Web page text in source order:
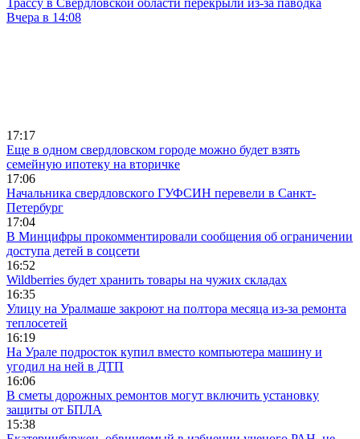
Трассу в Свердловской области перекрыли из-за паводка
Вчера в 14:08
17:17
Еще в одном свердловском городе можно будет взять
семейную ипотеку на вторичке
17:06
Начальника свердловского ГУФСИН перевели в Санкт-
Петербург
17:04
В Минцифры прокомментировали сообщения об ограничении
доступа детей в соцсети
16:52
Wildberries будет хранить товары на чужих складах
16:35
Улицу на Уралмаше закроют на полтора месяца из-за ремонта
теплосетей
16:19
На Урале подросток купил вместо компьютера машину и
угодил на ней в ДТП
16:06
В сметы дорожных ремонтов могут включить установку
защиты от БПЛА
15:38